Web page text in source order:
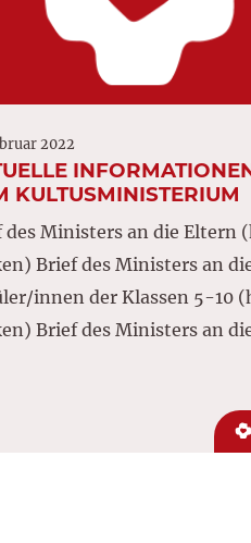
2022
KULTUSMINISTERIUM
des Ministers an die Eltern
Brief des Ministers an
innen der Klassen 5-10
Brief des Ministers an